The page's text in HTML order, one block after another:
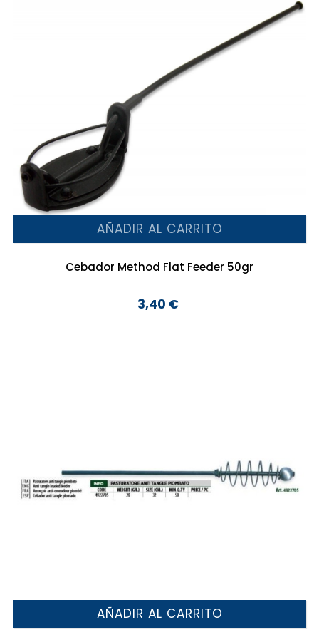
AÑADIR AL CARRITO
Cebador Method Flat Feeder 50gr
Precio
3,40 €
AÑADIR AL CARRITO